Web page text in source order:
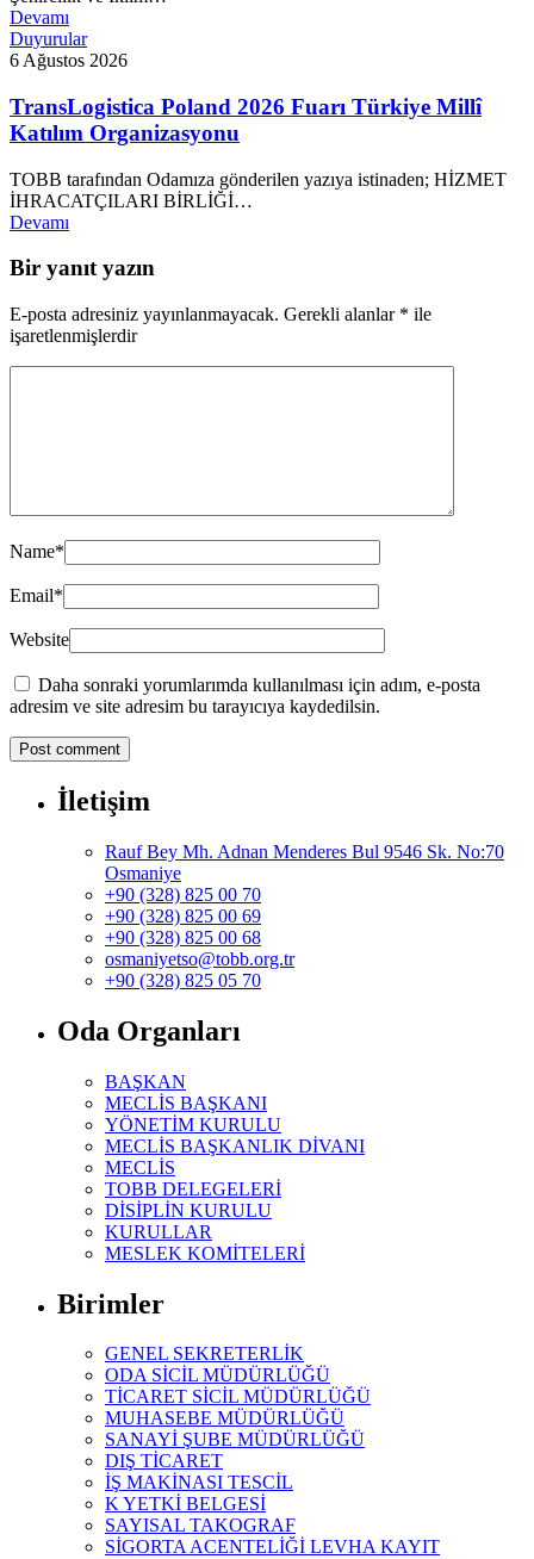
Devamı
Duyurular
6 Ağustos 2026
TransLogistica Poland 2026 Fuarı Türkiye Millî
Katılım Organizasyonu
TOBB tarafından Odamıza gönderilen yazıya istinaden; HİZMET
İHRACATÇILARI BİRLİĞİ…
Devamı
Bir yanıt yazın
E-posta adresiniz yayınlanmayacak. Gerekli alanlar * ile
işaretlenmişlerdir
Name*
Email*
Website
Daha sonraki yorumlarımda kullanılması için adım, e-posta
adresim ve site adresim bu tarayıcıya kaydedilsin.
İletişim
Rauf Bey Mh. Adnan Menderes Bul 9546 Sk. No:70
Osmaniye
+90 (328) 825 00 70
+90 (328) 825 00 69
+90 (328) 825 00 68
osmaniyetso@tobb.org.tr
+90 (328) 825 05 70
Oda Organları
BAŞKAN
MECLİS BAŞKANI
YÖNETİM KURULU
MECLİS BAŞKANLIK DİVANI
MECLİS
TOBB DELEGELERİ
DİSİPLİN KURULU
KURULLAR
MESLEK KOMİTELERİ
Birimler
GENEL SEKRETERLİK
ODA SİCİL MÜDÜRLÜĞÜ
TİCARET SİCİL MÜDÜRLÜĞÜ
MUHASEBE MÜDÜRLÜĞÜ
SANAYİ ŞUBE MÜDÜRLÜĞÜ
DIŞ TİCARET
İŞ MAKİNASI TESCİL
K YETKİ BELGESİ
SAYISAL TAKOGRAF
SİGORTA ACENTELİĞİ LEVHA KAYIT